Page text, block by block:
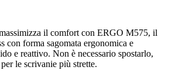
il comfort con ERGO M575, il
con forma sagomata ergonomica e
e reattivo. Non è necessario spostarlo,
le scrivanie più strette.